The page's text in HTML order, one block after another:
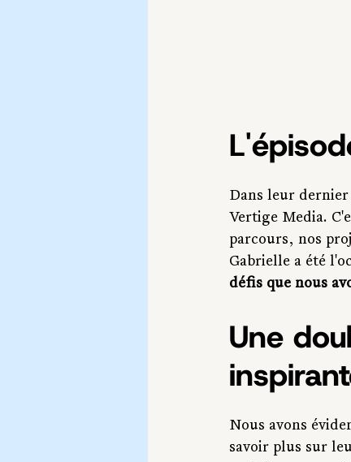
Dans leur
Vertige Media.
parcours, nos
Gabrielle a été
défis que nous
Une
Nous avons
savoir plus sur